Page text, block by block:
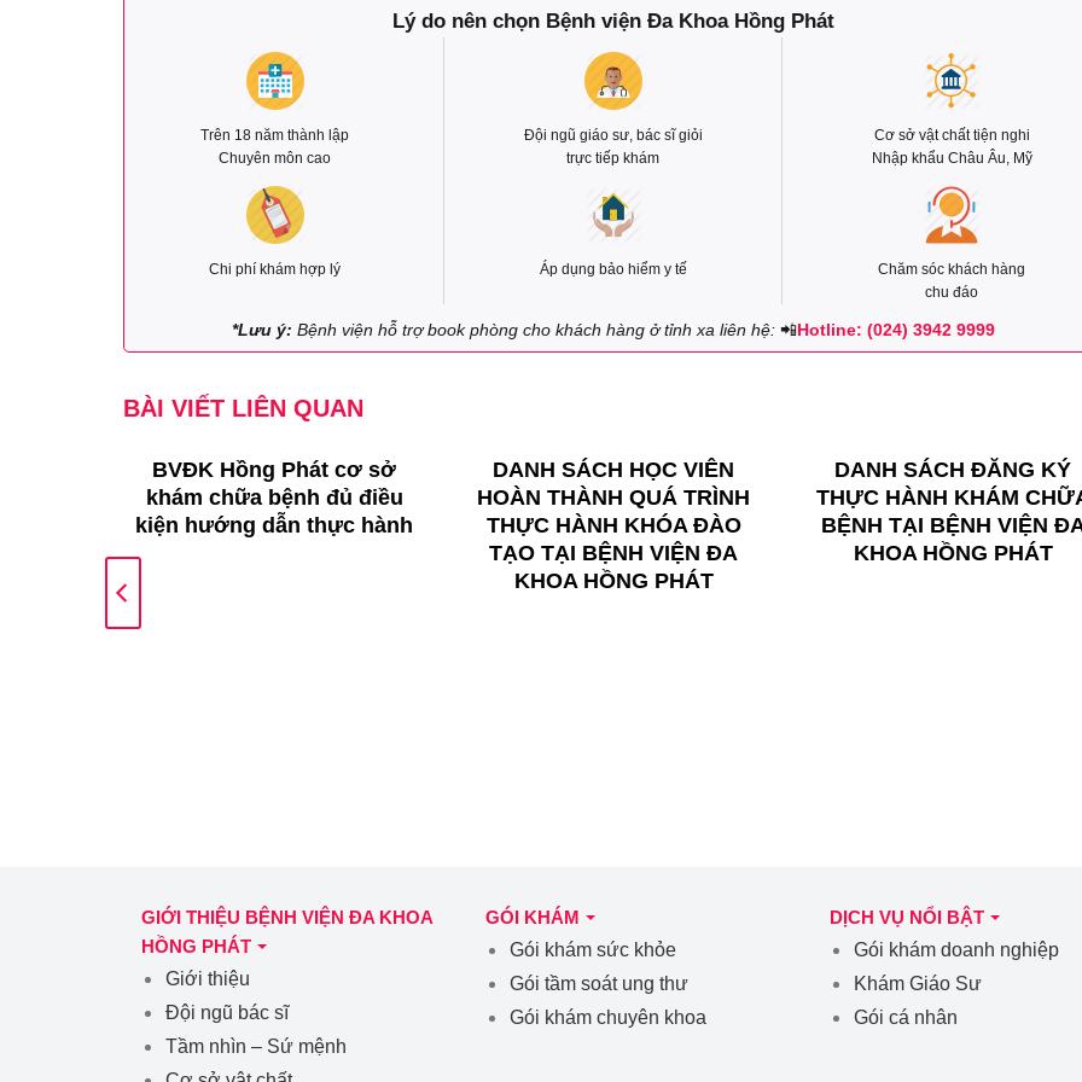
Lý do nên chọn Bệnh viện Đa Khoa Hồng Phát
Trên 18 năm thành lập
Chuyên môn cao
Đội ngũ giáo sư, bác sĩ giỏi
trực tiếp khám
Cơ sở vật chất tiện nghi
Nhập khẩu Châu Âu, Mỹ
Chi phí khám hợp lý Áp dụng bảo hiểm y tế
Chăm sóc khách hàng
chu đáo
*Lưu ý: Bệnh viện hỗ trợ book phòng cho khách hàng ở tỉnh xa liên hệ:📲Hotline: (024) 3942 9999
BÀI VIẾT LIÊN QUAN
BVĐK Hồng Phát cơ sở
khám chữa bệnh đủ điều
kiện hướng dẫn thực hành
DANH SÁCH HỌC VIÊN
HOÀN THÀNH QUÁ TRÌNH
THỰC HÀNH KHÓA ĐÀO
TẠO TẠI BỆNH VIỆN ĐA
KHOA HỒNG PHÁT
DANH SÁCH ĐĂNG KÝ
THỰC HÀNH KHÁM
BỆNH TẠI BỆNH VIỆN
KHOA HỒNG PHÁT
GIỚI THIỆU BỆNH VIỆN ĐA KHOA
HỒNG PHÁT
Giới thiệu
Đội ngũ bác sĩ
Tầm nhìn – Sứ mệnh
GÓI KHÁM
Gói khám sức khỏe
Gói tầm soát ung thư
Gói khám chuyên khoa
DỊCH VỤ NỔI BẬT
Gói khám doanh nghiệp
Khám Giáo Sư
Gói cá nhân